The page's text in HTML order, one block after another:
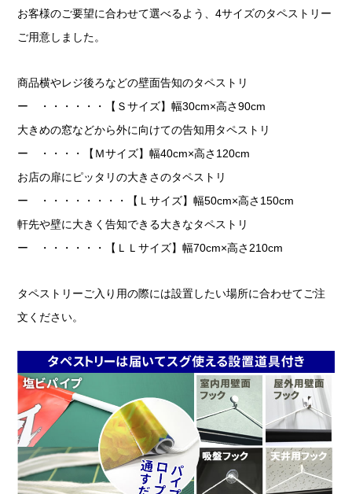
お客様のご要望に合わせて選べるよう、4サイズのタペストリー
ご用意しました。
商品横やレジ後ろなどの壁面告知のタペストリ
ー ・・・・・・【Ｓサイズ】幅30cm×高さ90cm
大きめの窓などから外に向けての告知用タペストリ
ー ・・・・【Ｍサイズ】幅40cm×高さ120cm
お店の扉にピッタリの大きさのタペストリ
ー ・・・・・・・・【Ｌサイズ】幅50cm×高さ150cm
軒先や壁に大きく告知できる大きなタペストリ
ー ・・・・・・【ＬＬサイズ】幅70cm×高さ210cm
タペストリーご入り用の際には設置したい場所に合わせてご注
文ください。